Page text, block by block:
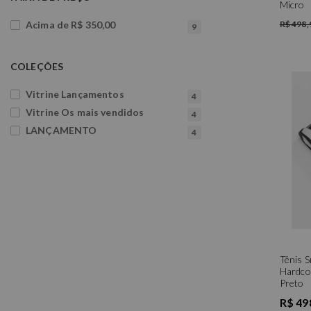
Acima de R$ 350,00 9
COLEÇÕES
Vitrine Lançamentos 4
Vitrine Os mais vendidos 4
LANÇAMENTO 4
Micro
R$
Tênis
Preto
R$